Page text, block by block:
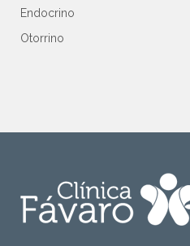
Endocrino
Otorrino